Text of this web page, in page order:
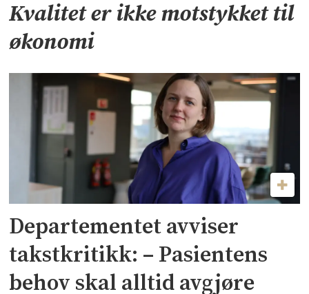
Kvalitet er ikke motstykket til
økonomi
Departementet avviser
takstkritikk: – Pasientens
behov skal alltid avgjøre